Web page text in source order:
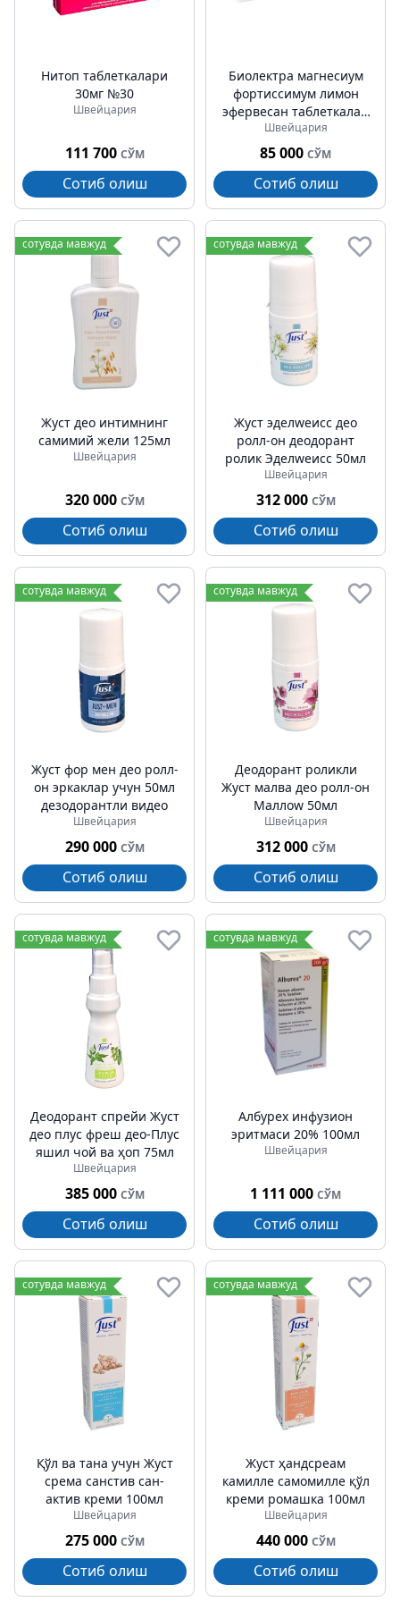
Нитоп таблеткалари
30мг №30
Швейцария
111 700 СЎМ
Сотиб олиш
Биолектра магнесиум
фортиссимум лимон
эфервесан таблеткалар
№10
Швейцария
85 000 СЎМ
Сотиб олиш
сотувда мавжуд
Жуст део интимнинг
самимий жели 125мл
Швейцария
320 000 СЎМ
Сотиб олиш
сотувда мавжуд
Жуст эделwеисс део
ролл-он деодорант
ролик Эделwеисс 50мл
Швейцария
312 000 СЎМ
Сотиб олиш
сотувда мавжуд
Жуст фор мен део ролл-
он эркаклар учун 50мл
дезодорантли видео
Швейцария
290 000 СЎМ
Сотиб олиш
сотувда мавжуд
Деодорант роликли
Жуст малва део ролл-он
Маллоw 50мл
Швейцария
312 000 СЎМ
Сотиб олиш
сотувда мавжуд
Деодорант спрейи Жуст
део плус фреш део-Плус
яшил чой ва ҳоп 75мл
Швейцария
385 000 СЎМ
Сотиб олиш
сотувда мавжуд
Албурех инфузион
эритмаси 20% 100мл
Швейцария
1 111 000 СЎМ
Сотиб олиш
сотувда мавжуд
Қўл ва тана учун Жуст
cрема санcтив сан-
актив креми 100мл
Швейцария
275 000 СЎМ
Сотиб олиш
сотувда мавжуд
Жуст ҳандcреам
камилле cамомилле қўл
креми ромашка 100мл
Швейцария
440 000 СЎМ
Сотиб олиш